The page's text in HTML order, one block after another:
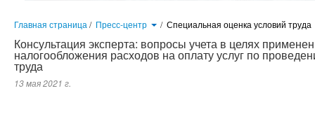
Главная страница / Пресс-центр / Специальная оценка условий труда
Консультация эксперта: вопросы учета в целях
налогообложения расходов на оплату услуг по
труда
13 мая 2021 г.